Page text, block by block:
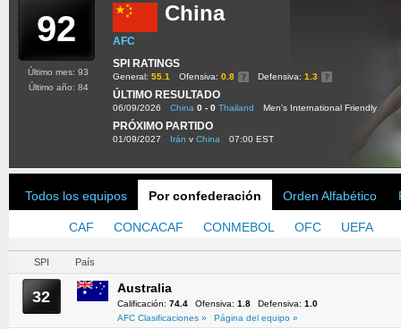
92 China
AFC
SPI RATINGS
General: 55.1 Ofensiva: 0.8 Defensiva: 1.3
ÚLTIMO RESULTADO
06/09/2026 China 0 - 0 Thailand Men's International Friendly
PRÓXIMO PARTIDO
01/09/2027 Irán v China 07:00 EST
Último mes: 93
Último año: 84
Todos los equipos Por confederación Orden Alfabético
CAF CONCACAF CONMEBOL OFC UEFA
SPI País
32 Australia
Calificación: 74.4 Ofensiva: 1.8 Defensiva: 1.0
AFC Clasificaciones »
Página del equipo »